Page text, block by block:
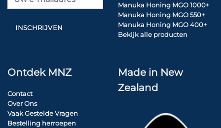
Manuka Honing MGO 1000+
Manuka Honing MGO 550+
Manuka Honing MGO 400+
Bekijk alle producten
Ontdek MNZ
Contact
Over Ons
Vaak Gestelde Vragen
Bestelling herroepen
Made in New
Zealand